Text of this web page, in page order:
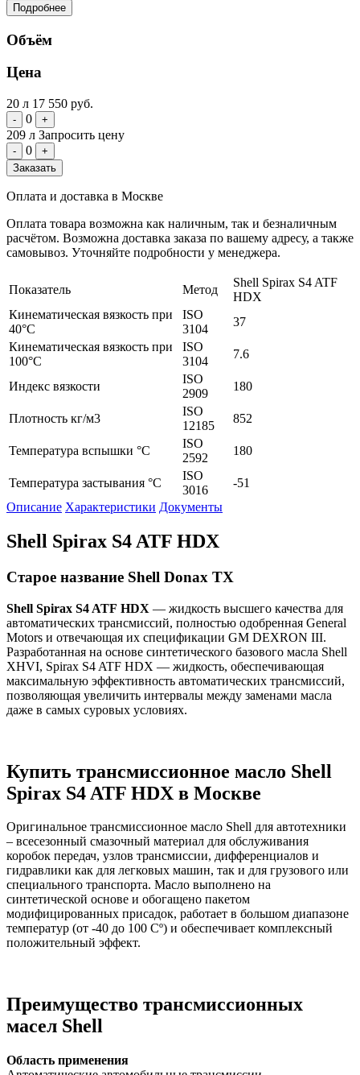
Подробнее
Объём
Цена
20 л 17 550 руб.
- 0 +
209 л Запросить цену
- 0
+
Заказать
Оплата и доставка в Москве
Оплата товара возможна как наличным, так и безналичным
расчётом. Возможна доставка заказа по вашему адресу, а также
самовывоз. Уточняйте подробности у менеджера.
Показатель Метод
Shell Spirax S4 ATF
HDX
Кинематическая вязкость при
40°C
ISO
3104
37
Кинематическая вязкость при
100°C
ISO
3104
7.6
Индекс вязкости
ISO
2909
180
Плотность кг/м3
ISO
12185
852
Температура вспышки °C
ISO
2592
180
Температура застывания °C
ISO
3016
-51
Описание Характеристики Документы
Shell Spirax S4 ATF HDX
Старое название Shell Donax TX
Shell Spirax S4 ATF HDX — жидкость высшего качества для
автоматических трансмиссий, полностью одобренная General
Motors и отвечающая их спецификации GM DEXRON III.
Разработанная на основе синтетического базового масла Shell
XHVI, Spirax S4 ATF HDX — жидкость, обеспечивающая
максимальную эффективность автоматических трансмиссий,
позволяющая увеличить интервалы между заменами масла
даже в самых суровых условиях.
Купить трансмиссионное масло Shell
Spirax S4 ATF HDX в Москве
Оригинальное трансмиссионное масло Shell для автотехники
– всесезонный смазочный материал для обслуживания
коробок передач, узлов трансмиссии, дифференциалов и
гидравлики как для легковых машин, так и для грузового или
специального транспорта. Масло выполнено на
синтетической основе и обогащено пакетом
модифицированных присадок, работает в большом диапазоне
температур (от -40 до 100 Сº) и обеспечивает комплексный
положительный эффект.
Преимущество трансмиссионных
масел Shell
Область применения